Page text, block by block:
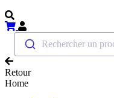
Rechercher un
Retour
Home